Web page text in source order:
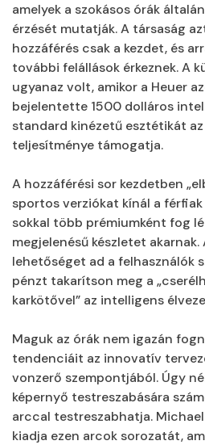
amelyek a szokásos órák
érzését mutatják. A társaság
hozzáférés csak a kezdet, és
további felállások érkeznek. A
ugyanaz volt, amikor a Heuer
bejelentette 1500 dolláros
standard kinézetű esztétikát
teljesítménye támogatja.
A hozzáférési sor kezdetben
sportos verziókat kínál a férfiak
sokkal több prémiumként fog
megjelenésű készletet
lehetőséget ad a felhasználók
pénzt takarítson meg a
karkötővel” az intelligens
Maguk az órák nem igazán
tendenciáit az innovatív
vonzerő szempontjából. Úgy
képernyő testreszabására
arccal testreszabhatja.
kiadja ezen arcok sorozatát,